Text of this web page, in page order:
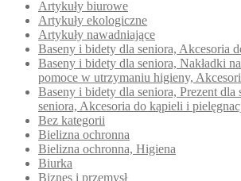
Artykuły biurowe
Artykuły ekologiczne
Artykuły nawadniające
Baseny i bidety dla seniora, Akcesoria
Baseny i bidety dla seniora, Nakładki
pomoce w utrzymaniu higieny,
Baseny i bidety dla seniora, Prezent dla
seniora, Akcesoria do kąpieli i
Bez kategorii
Bielizna ochronna
Bielizna ochronna, Higiena
Biurka
Biznes i przemysł